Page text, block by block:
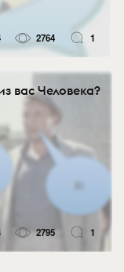
2764 1
вас Человека?
2795 1